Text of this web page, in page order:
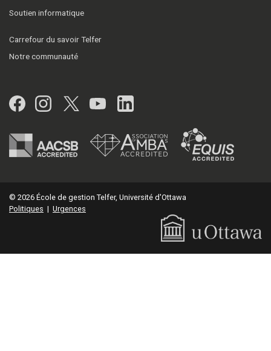
Soutien informatique
Carrefour du savoir Telfer
Notre communauté
Facebook
Instagram
Twitter
YouTubeLinkedIn
© 2026 École de gestion Telfer, Université d'Ottawa
Politiques | Urgences